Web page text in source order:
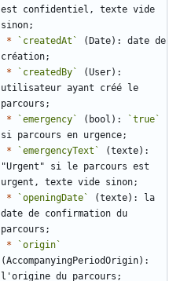
est confidentiel, texte vide
*
`createdAt`
(Date): date de
*
`createdBy`
(User):
utilisateur ayant créé le
*
`emergency` (bool):
`true`
*
`emergencyText`
(texte):
"Urgent" si le parcours est
*
`openingDate`
(texte): la
date de confirmation du
*
`origin`
(AccompanyingPeriodOrigin):